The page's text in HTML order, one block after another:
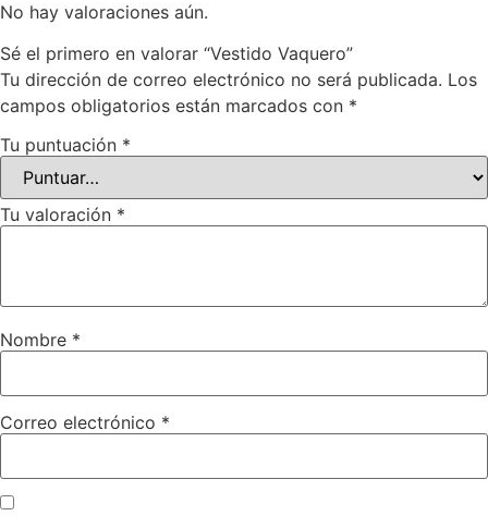
No hay valoraciones aún.
Sé el primero en valorar “Vestido Vaquero”
Tu dirección de correo electrónico no será publicada. Los
campos obligatorios están marcados con *
Tu puntuación *
Tu valoración *
Nombre *
Correo electrónico *